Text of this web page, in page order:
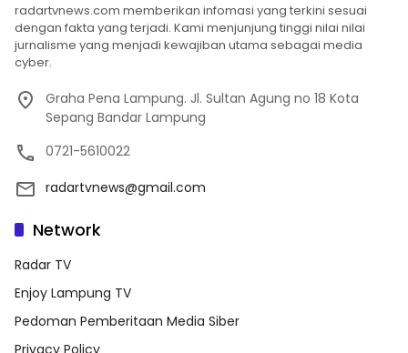
radartvnews.com memberikan infomasi yang terkini sesuai
dengan fakta yang terjadi. Kami menjunjung tinggi nilai nilai
jurnalisme yang menjadi kewajiban utama sebagai media
cyber.
Graha Pena Lampung. Jl. Sultan Agung no 18 Kota
Sepang Bandar Lampung
0721-5610022
radartvnews@gmail.com
Network
Radar TV
Enjoy Lampung TV
Pedoman Pemberitaan Media Siber
Privacy Policy